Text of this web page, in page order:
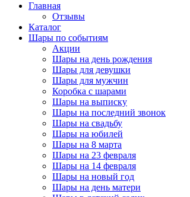
Главная
Отзывы
Каталог
Шары по событиям
Акции
Шары на день рождения
Шары для девушки
Шары для мужчин
Коробка с шарами
Шары на выписку
Шары на последний звонок
Шары на свадьбу
Шары на юбилей
Шары на 8 марта
Шары на 23 февраля
Шары на 14 февраля
Шары на новый год
Шары на день матери